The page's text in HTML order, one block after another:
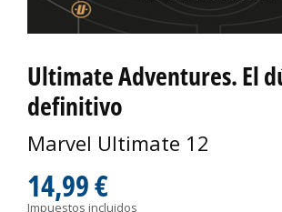
Ultimate Adventures. El
definitivo
Marvel Ultimate 12
14,99 €
Impuestos incluidos